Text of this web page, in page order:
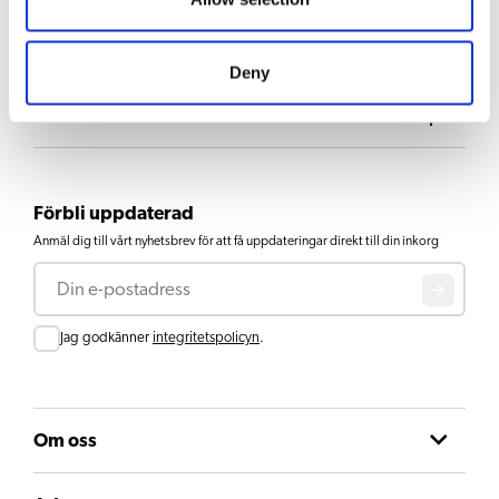
Deny
Förbli uppdaterad
Anmäl dig till vårt nyhetsbrev för att få uppdateringar direkt till din inkorg
E-post
Consent
Jag godkänner integritetspolicyn.
Om oss